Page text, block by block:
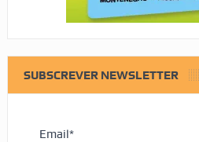
SUBSCREVER NEWSLETTER
Email*